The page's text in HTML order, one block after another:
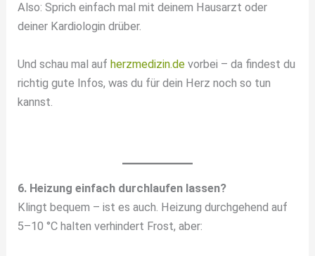
Also: Sprich einfach mal mit deinem Hausarzt oder
deiner Kardiologin drüber.
Und schau mal aufherzmedizin.de vorbei – da findest du
richtig gute Infos, was du für dein Herz noch so tun
kannst.
6. Heizung einfach durchlaufen lassen?
Klingt bequem – ist es auch. Heizung durchgehend auf
5–10 °C halten verhindert Frost, aber: